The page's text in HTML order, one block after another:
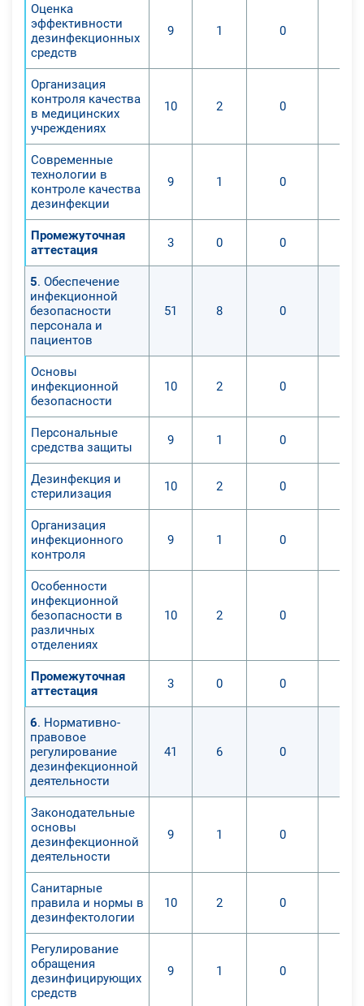
Оценка
эффективности
дезинфекционных
средств
9 1 0
Организация
контроля качества
в медицинских
учреждениях
10 2 0
Современные
технологии в
контроле качества
дезинфекции
9 1 0
Промежуточная
аттестация
3 0 0
5. Обеспечение
инфекционной
безопасности
персонала и
пациентов
51 8 0
Основы
инфекционной
безопасности
10 2 0
Персональные
средства защиты
9 1 0
Дезинфекция и
стерилизация
10 2 0
Организация
инфекционного
контроля
9 1 0
Особенности
инфекционной
безопасности в
различных
отделениях
10 2 0
Промежуточная
аттестация
3 0 0
6. Нормативно-
правовое
регулирование
дезинфекционной
деятельности
41 6 0
Законодательные
основы
дезинфекционной
деятельности
9 1 0
Санитарные
правила и нормы в
дезинфектологии
10 2 0
Регулирование
обращения
дезинфицирующих
средств
9 1 0